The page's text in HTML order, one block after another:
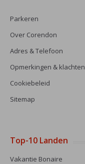
Parkeren
Over Corendon
Adres & Telefoon
Opmerkingen & klachten
Cookiebeleid
Sitemap
Top-10 Landen
Vakantie Bonaire